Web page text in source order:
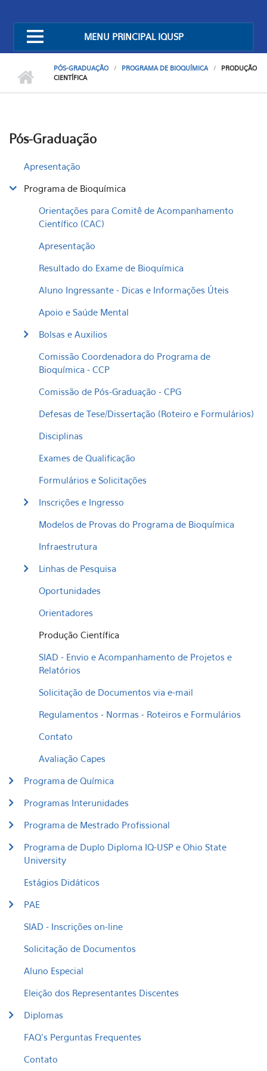
MENU PRINCIPAL IQUSP
PÓS-GRADUAÇÃO PROGRAMA DE BIOQUÍMICA
PRODUÇÃO
CIENTÍFICA
Pós-Graduação
Apresentação
Programa de Bioquímica
Orientações para Comitê de Acompanhamento
Científico (CAC)
Apresentação
Resultado do Exame de Bioquímica
Aluno Ingressante - Dicas e Informações Úteis
Apoio e Saúde Mental
Bolsas e Auxilios
Comissão Coordenadora do Programa de
Bioquímica - CCP
Comissão de Pós-Graduação - CPG
Defesas de Tese/Dissertação (Roteiro e Formulários)
Disciplinas
Exames de Qualificação
Formulários e Solicitações
Inscrições e Ingresso
Modelos de Provas do Programa de Bioquímica
Infraestrutura
Linhas de Pesquisa
Oportunidades
Orientadores
Produção Científica
SIAD - Envio e Acompanhamento de Projetos e
Relatórios
Solicitação de Documentos via e-mail
Regulamentos - Normas - Roteiros e Formulários
Contato
Avaliação Capes
Programa de Química
Programas Interunidades
Programa de Mestrado Profissional
Programa de Duplo Diploma IQ-USP e Ohio State
University
Estágios Didáticos
PAE
SIAD - Inscrições on-line
Solicitação de Documentos
Aluno Especial
Eleição dos Representantes Discentes
Diplomas
FAQ's Perguntas Frequentes
Contato